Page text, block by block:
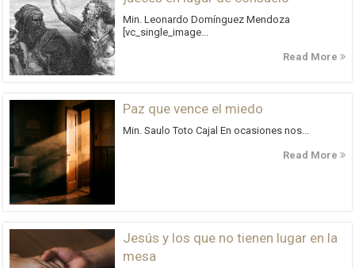
Min. Leonardo Domínguez Mendoza
[vc_single_image...
Read More
Paz que vence el miedo
Min. Saulo Toto Cajal En ocasiones nos...
Read More
Jesús y los que no tienen lugar en la
mesa